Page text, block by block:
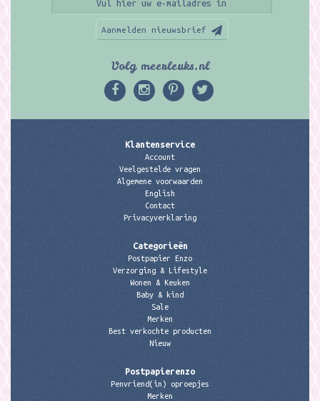
Aanmelden nieuwsbrief
Volg meerleuks.nl
Klantenservice
Account
Veelgestelde vragen
Algemene voorwaarden
English
Contact
Privacyverklaring
Categorieën
Postpapier Enzo
Verzorging & Lifestyle
Wonen & Keuken
Baby & kind
Sale
Merken
Best verkochte producten
Nieuw
Postpapierenzo
Penvriend(in) oproepjes
Merken